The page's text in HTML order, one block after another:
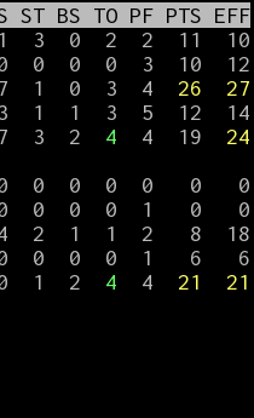
BS TO PF PTS EFF
3  0  2  2  11  10│
0  0  0  3  10  12│
1  0  3  4
26 27
1  1  3  5  12  14│
3  2
4
  4  19
24
2  1  1  2   8  18│
0  0  0  1   6   6│
1  2
4
  4
21 21